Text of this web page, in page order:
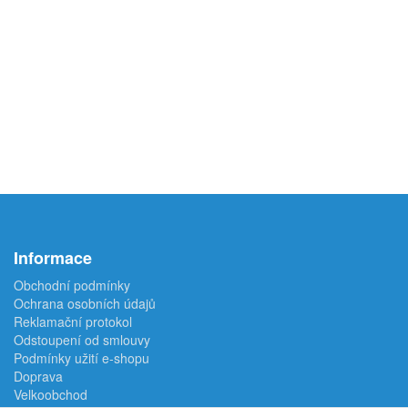
Informace
Obchodní podmínky
Ochrana osobních údajů
Reklamační protokol
Odstoupení od smlouvy
Podmínky užití e-shopu
Doprava
Velkoobchod